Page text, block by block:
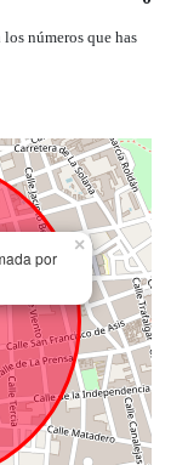
números que has
por
×